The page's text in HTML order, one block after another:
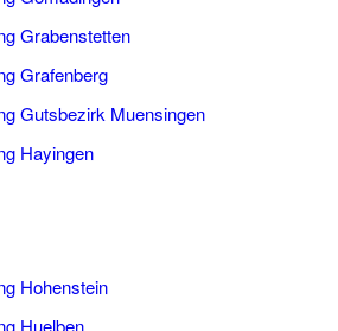
Grabenstetten
Grafenberg
Gutsbezirk Muensingen
Hayingen
Hohenstein
Huelben